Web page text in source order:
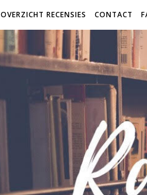
OVERZICHT RECENSIES CONTACT